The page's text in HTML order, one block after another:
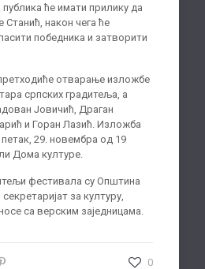
ће имати прилику да
Станић, након чега ће
победника и затворити
отварање изложбе
српских градитеља, а
Јовичић, Драган
и Горан Лазић. Изложба
29. новембра од 19
Дома културе.
фестивала су Општина
за културу,
са верским заједницама.
0